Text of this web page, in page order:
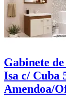
Gabinete
Isa c/ Cuba
Amendoa/